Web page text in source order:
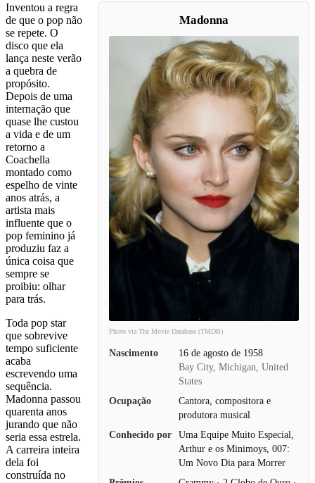
Madonna
Photo via The Movie Database (TMDB)
Nascimento
16 de agosto de 1958
Bay City, Michigan, United
States
Ocupação
Cantora, compositora e
produtora musical
Conhecido por
Uma Equipe Muito Especial,
Arthur e os Minimoys, 007:
Um Novo Dia para Morrer
Inventou a regra
de que o pop não
se repete. O
disco que ela
lança neste verão
a quebra de
propósito.
Depois de uma
internação que
quase lhe custou
a vida e de um
retorno a
Coachella
montado como
espelho de vinte
anos atrás, a
artista mais
influente que o
pop feminino já
produziu faz a
única coisa que
sempre se
proibiu: olhar
para trás.
Toda pop star
que sobrevive
tempo suficiente
acaba
escrevendo uma
sequência.
Madonna passou
quarenta anos
jurando que não
seria essa estrela.
A carreira inteira
dela foi
construída no